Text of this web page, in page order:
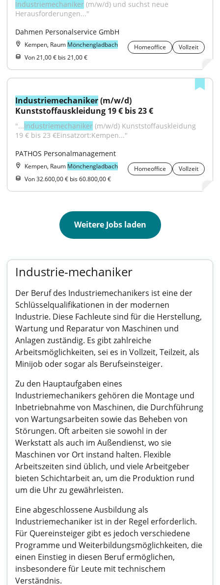
Industriemechaniker (m/w/d) und suchst neue
Herausforderungen..."
Dahmen Personalservice GmbH
Kempen, Raum Mönchengladbach Homeoffice
Vollzeit
Von 21,00 € bis 21,00 €
Industriemechaniker (m/w/d)
Kunststoffauskleidung 19 € bis 23 €
"...Industriemechaniker (m/w/d) Kunststoffauskleidung
19 € bis 23 €Einsatzort:Kempen..."
PATHOS Personalmanagement
Kempen, Raum Mönchengladbach Homeoffice
Vollzeit
Von 32.600,00 € bis 60.800,00 €
Weitere Jobs laden
Industrie-mechaniker
Der Beruf des Industriemechanikers ist eine der
Schlüsselqualifikationen in der modernen
Industrie. Diese Fachleute sind für die Herstellung,
Wartung und Reparatur von Maschinen und
Anlagen zuständig. Es gibt zahlreiche
Arbeitsmöglichkeiten, sei es in Vollzeit, Teilzeit, als
Minijob oder sogar als Berufseinsteiger.
Zu den Hauptaufgaben eines
Industriemechanikers gehören die Montage und
Inbetriebnahme von Maschinen, die Durchführung
von Wartungsarbeiten sowie das Beheben von
Störungen. Oft arbeiten sie sowohl in der
Werkstatt als auch im Außendienst, wo sie
Maschinen vor Ort instand halten. Flexible
Arbeitszeiten sind üblich, und viele Arbeitgeber
bieten Schichtarbeit an, um die Produktion rund
um die Uhr zu gewährleisten.
Eine abgeschlossene Ausbildung als
Industriemechaniker ist in der Regel erforderlich.
Für Quereinsteiger gibt es jedoch verschiedene
Programme und Weiterbildungsmöglichkeiten, die
einen Einstieg in diesen Beruf ermöglichen,
insbesondere für Leute mit technischem
Verständnis.